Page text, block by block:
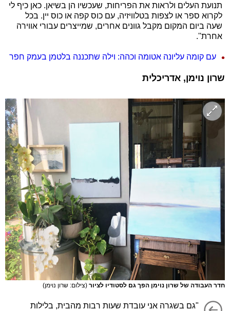
תנועת העלים ולראות את הפריחות, שעכשיו הן בשיאן. כאן כיף לי
לקרוא ספר או לצפות בטלוויזיה, עם כוס קפה או כוס יין. בכל
שעה ביום המקום מקבל גוונים אחרים, שמייצרים עבורי אווירה
אחרת''.
עם קומה עליונה אטומה וכהה: וילה שתכננה בלטמן בעמק חפר
שרון נוימן, אדריכלית
חדר העבודה של שרון נוימן הפך גם לסטודיו לציור (צילום: שרון נוימן)
"גם בשגרה אני עובדת שעות רבות מהבית, בלילות